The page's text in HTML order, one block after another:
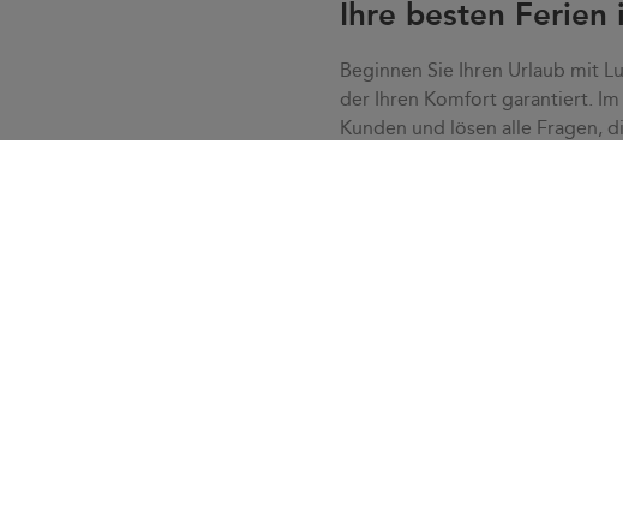
Ihre besten Ferien
Beginnen Sie Ihren Urlaub mit
der Ihren Komfort garantiert.
Kunden und lösen alle Fragen,